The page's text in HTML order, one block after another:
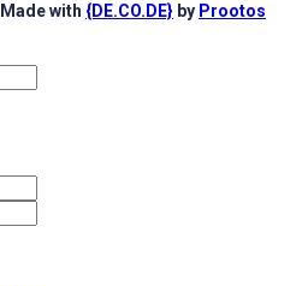
with {DE.CO.DE} by Prootos